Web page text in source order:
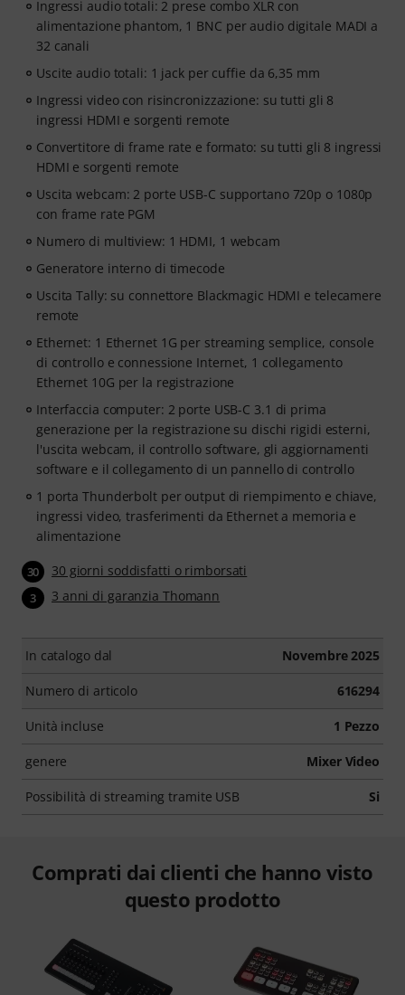
Ingressi audio totali: 2 prese combo XLR con
alimentazione phantom, 1 BNC per audio digitale MADI a
32 canali
Uscite audio totali: 1 jack per cuffie da 6,35 mm
Ingressi video con risincronizzazione: su tutti gli 8
ingressi HDMI e sorgenti remote
Convertitore di frame rate e formato: su tutti gli 8 ingressi
HDMI e sorgenti remote
Uscita webcam: 2 porte USB-C supportano 720p o 1080p
con frame rate PGM
Numero di multiview: 1 HDMI, 1 webcam
Generatore interno di timecode
Uscita Tally: su connettore Blackmagic HDMI e telecamere
remote
Ethernet: 1 Ethernet 1G per streaming semplice, console
di controllo e connessione Internet, 1 collegamento
Ethernet 10G per la registrazione
Interfaccia computer: 2 porte USB-C 3.1 di prima
generazione per la registrazione su dischi rigidi esterni,
l'uscita webcam, il controllo software, gli aggiornamenti
software e il collegamento di un pannello di controllo
1 porta Thunderbolt per output di riempimento e chiave,
ingressi video, trasferimenti da Ethernet a memoria e
alimentazione
30 30 giorni soddisfatti o rimborsati
3 3 anni di garanzia Thomann
In catalogo dal Novembre 2025
Numero di articolo 616294
Unità incluse 1 Pezzo
genere Mixer Video
Possibilità di streaming tramite USB Si
Comprati dai clienti che hanno visto
questo prodotto